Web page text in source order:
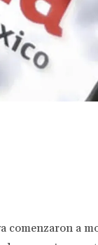
comenzaron a